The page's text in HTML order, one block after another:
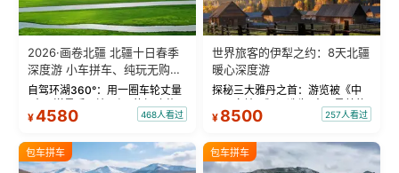
2026·画卷北疆 北疆十日春季
深度游 小车拼车、纯玩无购
物！
自驾环湖360°：用一圈车轮丈量
“大西洋最后一滴眼泪”的极致蔚
蓝。 赛湖旅拍：甄选多款风格服
绝美瞬间。 赛湖坦克300跟车视
频：专业摄影师...
¥4580 468人看过
世界旅客的伊犁之约：8天北疆
暖心深度游
探秘三大雅丹之首：游览被《中
国国家地理》评选为“中国最美的
三大雅丹”第一名的克拉玛依魔鬼
瓦人最大村落——禾木村，欣赏
晨雾与小木...
¥ 8500 257人看过
包车拼车 包车拼车